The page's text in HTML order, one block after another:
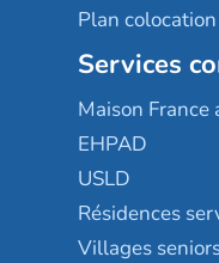
Plan
Services
Maison France
EHPAD
USLD
Résidences
Villages